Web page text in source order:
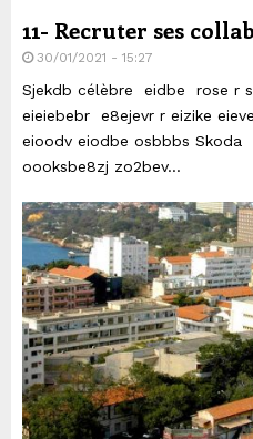
11- Recruter ses
30/01/2021 - 15:27
Sjekdb célèbre eidbe rose r
eieiebebr e8ejevr r eizike
eioodv eiodbe osbbbs
oooksbe8zj zo2bev...